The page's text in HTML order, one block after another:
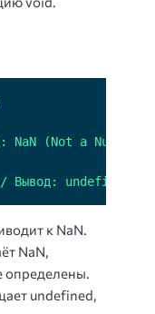
undefined
к NaN.
NaN,
определены.
undefined,